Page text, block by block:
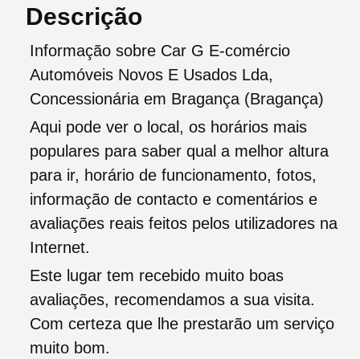
Descrição
Informação sobre Car G E-comércio
Automóveis Novos E Usados Lda,
Concessionária em Bragança (Bragança)
Aqui pode ver o local, os horários mais
populares para saber qual a melhor altura
para ir, horário de funcionamento, fotos,
informação de contacto e comentários e
avaliações reais feitos pelos utilizadores na
Internet.
Este lugar tem recebido muito boas
avaliações, recomendamos a sua visita.
Com certeza que lhe prestarão um serviço
muito bom.